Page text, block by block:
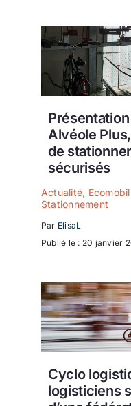
Ecologie
Alvéole
de
sécurisés
Actualité,
Stationnement
Par ElisaL
Publié le : 20 janvier
Cyclo
logisticiens